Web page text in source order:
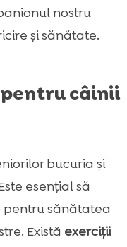
nostru
și sănătate.
câinii
bucuria și
esențial să
pentru sănătatea
Există exerciții